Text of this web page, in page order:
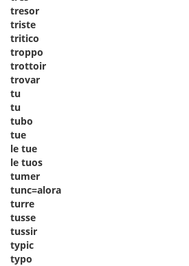
tresor
triste
tritico
troppo
trottoir
trovar
tu
tu
tubo
tue
le tue
le tuos
tumer
tunc=alora
turre
tusse
tussir
typic
typo